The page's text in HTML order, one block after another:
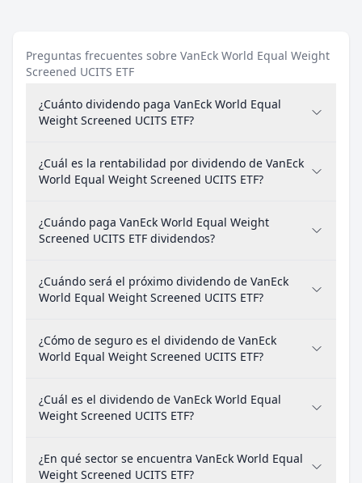
Preguntas frecuentes sobre VanEck World Equal Weight
Screened UCITS ETF
¿Cuánto dividendo paga VanEck World Equal
Weight Screened UCITS ETF?
¿Cuál es la rentabilidad por dividendo de VanEck
World Equal Weight Screened UCITS ETF?
¿Cuándo paga VanEck World Equal Weight
Screened UCITS ETF dividendos?
¿Cuándo será el próximo dividendo de VanEck
World Equal Weight Screened UCITS ETF?
¿Cómo de seguro es el dividendo de VanEck
World Equal Weight Screened UCITS ETF?
¿Cuál es el dividendo de VanEck World Equal
Weight Screened UCITS ETF?
¿En qué sector se encuentra VanEck World Equal
Weight Screened UCITS ETF?